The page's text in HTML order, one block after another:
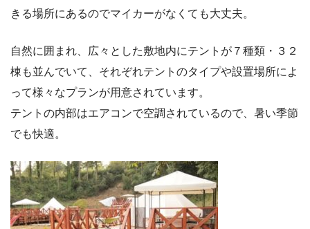
きる場所にあるのでマイカーがなくても大丈夫。
自然に囲まれ、広々とした敷地内にテントが７種類・３２
棟も並んでいて、それぞれテントのタイプや設置場所によ
って様々なプランが用意されています。
テントの内部はエアコンで空調されているので、暑い季節
でも快適。